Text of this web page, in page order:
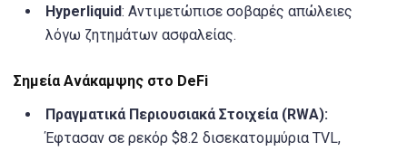
Hyperliquid: Αντιμετώπισε σοβαρές απώλειες
λόγω ζητημάτων ασφαλείας.
Σημεία Ανάκαμψης στο DeFi
Πραγματικά Περιουσιακά Στοιχεία (RWA):
Έφτασαν σε ρεκόρ $8.2 δισεκατομμύρια TVL,